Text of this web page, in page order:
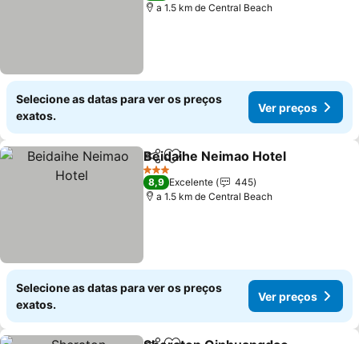
a 1.5 km de Central Beach
Selecione as datas para ver os preços
exatos.
Ver preços
PartilharAdicionar aos favoritos
Beidaihe Neimao Hotel
3 Estrelas
8,9 Excelente
445
a 1.5 km de Central Beach
Selecione as datas para ver os preços
exatos.
Ver preços